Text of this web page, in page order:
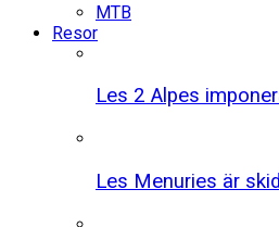
MTB
Resor
Les 2 Alpes
Les Menuries är